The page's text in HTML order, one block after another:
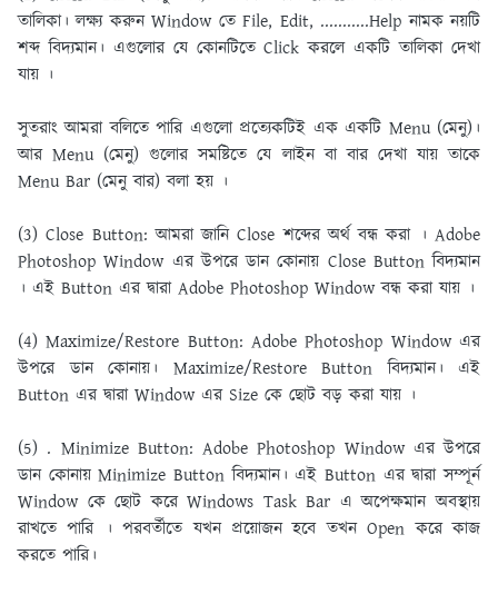
তালিকা। লক্ষ্য করুন Window তে File, Edit, ...........Help নামক নয়টি
শব্দ বিদ্যমান। এগুলাের যে কোনটিতে Click করলে একটি তালিকা দেখা
যায় ।
সুতরাং আমরা বলিতে পারি এগুলাে প্রত্যেকটিই এক একটি Menu (মেনু)।
আর Menu (মেনু) গুলাের সমষ্টিতে যে লাইন বা বার দেখা যায় তাকে
Menu Bar (মেনু বার) বলা হয় ।
(3) Close Button: আমরা জানি Close শব্দের অর্থ বন্ধ করা । Adobe
Photoshop Window এর উপরে ডান কোনায় Close Button বিদ্যমান
। এই Button এর দ্বারা Adobe Photoshop Window বন্ধ করা যায় ।
(4) Maximize/Restore Button: Adobe Photoshop Window এর
উপরে ডান কোনায়। Maximize/Restore Button বিদ্যমান। এই
Button এর দ্বারা Window এর Size কে ছােট বড় করা যায় ।
(5) . Minimize Button: Adobe Photoshop Window এর উপরে
ডান কোনায় Minimize Button বিদ্যমান। এই Button এর দ্বারা সম্পূর্ন
Window কে ছােট করে Windows Task Bar এ অপেক্ষমান অবস্থায়
রাখতে পারি । পরবর্তীতে যখন প্রয়ােজন হবে তখন Open করে কাজ
করতে পারি।